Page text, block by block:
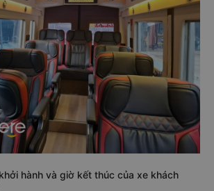
hành và giờ kết thúc của xe khách